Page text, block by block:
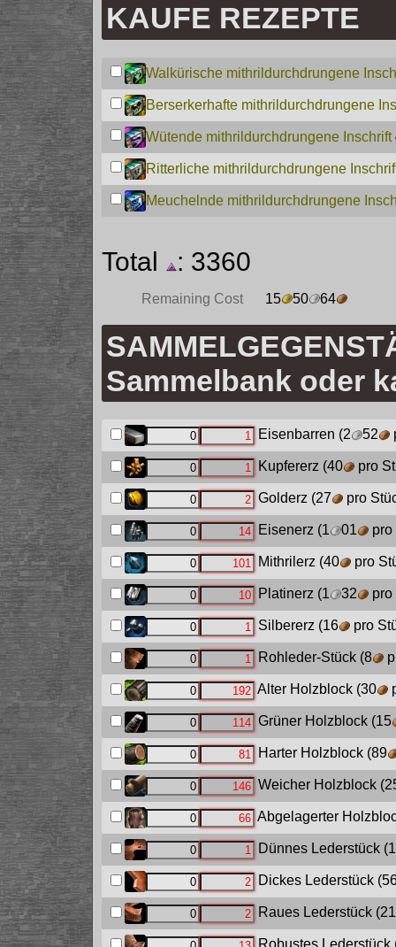
KAUFE REZEPTE
Walkürische mithrildurchdrungene
Berserkerhafte mithrildurchdrungene
Wütende mithrildurchdrungene Inschrift
Ritterliche mithrildurchdrungene
Meuchelnde mithrildurchdrungene
Total : 3360
Remaining Cost 15 50 64
Sammelbank oder
Eisenbarren (2 52
Kupfererz(40 pro
Golderz(27 pro
Eisenerz(1 01 pro
Mithrilerz(40 pro
Platinerz(1 32 pro
Silbererz(16 pro
Rohleder-Stück(8
Alter Holzblock(30
Grüner Holzblock(15
Harter Holzblock(89
Weicher Holzblock
Abgelagerter
Dünnes Lederstück
Dickes Lederstück
Raues Lederstück(21